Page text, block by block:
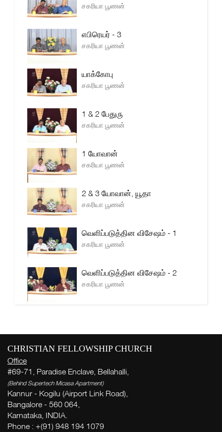
சகரியா பூணன்
எபிரெயர் - 3
சகரியா பூணன்
யாக்கோபு
சகரியா பூணன்
1 & 2 பேதுரு
சகரியா பூணன்
1 யோவான்
சகரியா பூணன்
2 & 3 யோவான், யூதா
சகரியா பூணன்
வெளிப்படுத்தின விசேஷம் - 1
சகரியா பூணன்
வெளிப்படுத்தின விசேஷம் - 2
சகரியா பூணன்
CHRISTIAN FELLOWSHIP CHURCH
Office
#69-71, Paradise Enclave, Bellahalli,
(Behind Supertech Micasa Apartment)
Kannur - Kogilu (Airport Link Road),
Bangalore - 560 064,
Karnataka, INDIA.
Phone : +(91) 948 194 1079